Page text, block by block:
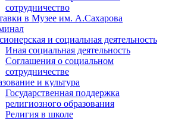
сотрудничество
в Музее им. А.Сахарова
и социальная деятельность
Иная социальная деятельность
Соглашения о социальном
сотрудничестве
и культура
Государственная поддержка
религиозного образования
Религия в школе